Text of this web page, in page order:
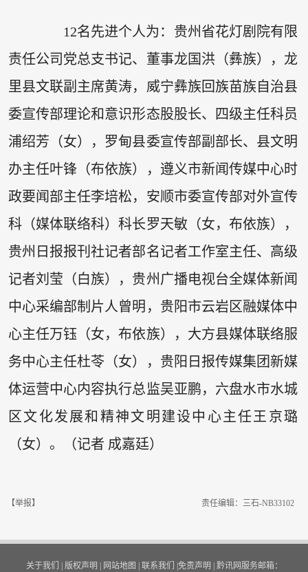
12名先进个人为：贵州省花灯剧院有限
责任公司党总支书记、董事龙国洪（彝族），龙
里县文联副主席黄涛，威宁彝族回族苗族自治县
委宣传部理论和意识形态股股长、四级主任科员
浦绍芳（女），罗甸县委宣传部副部长、县文明
办主任叶锋（布依族），遵义市新闻传媒中心时
政要闻部主任李培松，安顺市委宣传部对外宣传
科（媒体联络科）科长罗天敏（女，布依族），
贵州日报报刊社记者部名记者工作室主任、高级
记者刘莹（白族），贵州广播电视台全媒体新闻
中心采编部制片人曾明，贵阳市云岩区融媒体中
心主任万钰（女，布依族），大方县媒体联络服
务中心主任杜苓（女），贵阳日报传媒集团新媒
体运营中心内容执行总监吴亚鹏，六盘水市水城
区文化发展和精神文明建设中心主任王京璐
（女）。（记者 成嘉廷）
【举报】 责任编辑：三石-NB33102
关于我们 | 版权声明 | 网站地图 | 联系我们 |免责声明 | 黔讯网服务邮箱：